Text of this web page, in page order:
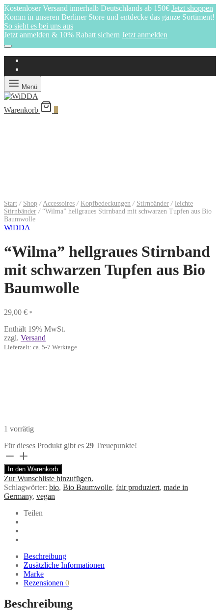
Kostenloser Versand innerhalb Deutschlands ab 150€ Jetzt shoppen
Komm in unseren Berliner Store und entdecke das ganze Sortiment!
So sieht es bei uns aus
Jetzt anmelden & 10% Rabatt sichern Jetzt anmelden
Menü
Warenkorb
Start / Shop / Accessoires / Kopfbedeckungen / Stirnbänder / leichte
Stirnbänder /“Wilma” hellgraues Stirnband mit schwarzen Tupfen aus Bio
Baumwolle
WiDDA
“Wilma” hellgraues Stirnband
mit schwarzen Tupfen aus Bio
Baumwolle
29,00 € *
Enthält 19% MwSt.
zzgl. Versand
Lieferzeit: ca. 5-7 Werktage
1 vorrätig
Für dieses Produkt gibt es 29 Treuepunkte!
"Wilma"
hellgraues
Stirnband
mit
schwarzen
Tupfen
Bio
Baumwolle
Menge
In den Warenkorb
Zur Wunschliste hinzufügen.
Schlagwörter: bio, Bio Baumwolle, fair produziert, made in
Germany, vegan
Teilen
Beschreibung
Zusätzliche Informationen
Marke
Rezensionen 0
Beschreibung